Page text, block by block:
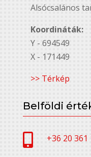
Alsó￳csalános
Koordináták:
Y - 694549
X - 171449
>> Térkép
Belföldi
 +36 20 361